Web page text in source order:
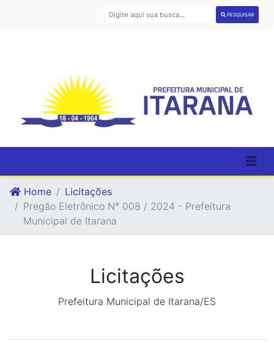
PESQUISAR
Home
Licitações
Pregão Eletrônico N° 008 / 2024 - Prefeitura
Municipal de Itarana
Licitações
Prefeitura Municipal de Itarana/ES